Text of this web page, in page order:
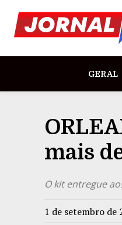
GERAL
mais
O kit entregue
1 de setembro de